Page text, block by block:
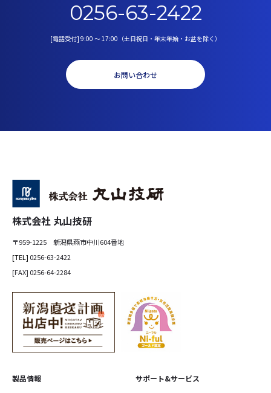
0256-63-2422
[電話受付] 9:00 ～ 17:00（土日祝日・年末年始・お盆を除く）
お問い合わせ
株式会社 丸山技研
〒959-1225 新潟県燕市中川604番地
[TEL] 0256-63-2422
[FAX] 0256-64-2284
製品情報 サポート&サービス